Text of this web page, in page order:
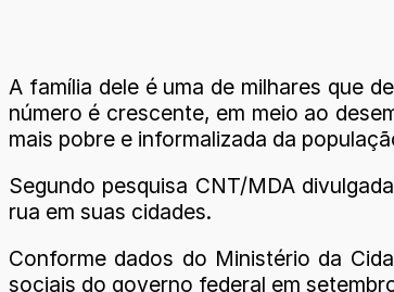
A família dele é uma de milhares que
número é crescente, em meio ao
mais pobre e informalizada da
Segundo pesquisa CNT/MDA
rua em suas cidades.
Conforme dados do Ministério da
sociais do governo federal em